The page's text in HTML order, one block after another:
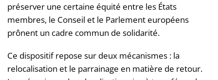
préserver une certaine équité entre les États
membres, le Conseil et le Parlement européens
prônent un cadre commun de solidarité.
Ce dispositif repose sur deux mécanismes : la
relocalisation et le parrainage en matière de retour.